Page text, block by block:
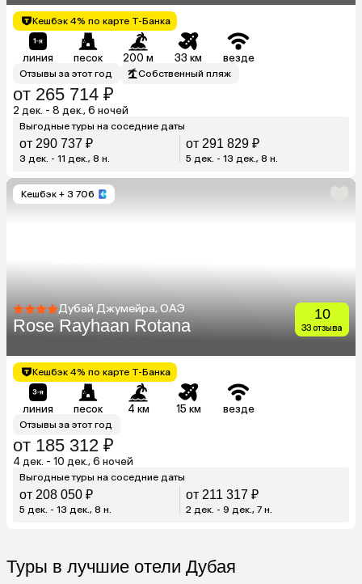
Кешбэк 4% по карте Т-Банка
линия песок 200 м 33 км везде
Отзывы за этот год Собственный пляж
от 265 714 ₽
2 дек. - 8 дек., 6 ночей
Выгодные туры на соседние даты
от 290 737 ₽
3 дек. - 11 дек., 8 н.
от 291 829 ₽
5 дек. - 13 дек., 8 н.
Кешбэк + 3 706
Дубай Джумейра, ОАЭ
Rose Rayhaan Rotana
10
33 отзыва
Кешбэк 4% по карте Т-Банка
линия песок 4 км 15 км везде
Отзывы за этот год
от 185 312 ₽
4 дек. - 10 дек., 6 ночей
Выгодные туры на соседние даты
от 208 050 ₽
5 дек. - 13 дек., 8 н.
от 211 317 ₽
2 дек. - 9 дек., 7 н.
Туры в лучшие отели Дубая